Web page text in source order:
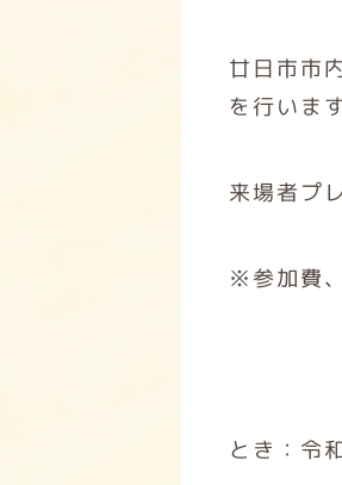
廿日市市
を行います
来場者プ
※参加費
とき：令